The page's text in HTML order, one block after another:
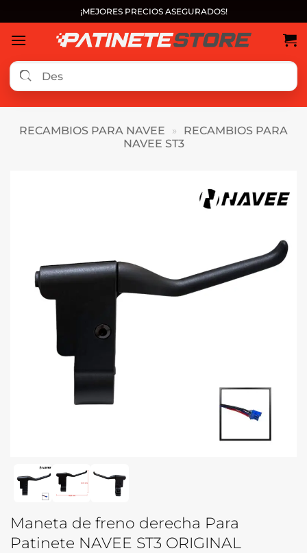
al
contenido
¡MEJORES PRECIOS ASEGURADOS!
RECAMBIOS PARA NAVEE »
RECAMBIOS PARA
NAVEE ST3
Maneta de freno derecha Para
Patinete NAVEE ST3 ORIGINAL